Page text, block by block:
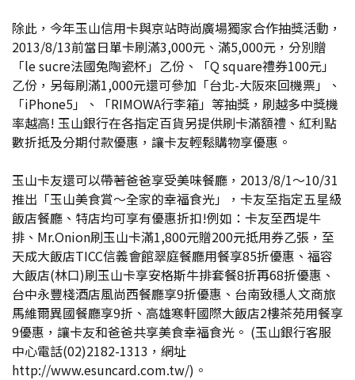
除此，今年玉山信用卡與京站時尚廣場獨家合作抽獎活動，
2013/8/13前當日單卡刷滿3,000元、滿5,000元，分別贈
「le sucre法國兔陶瓷杯」乙份、「Q square禮券100元」
乙份，另每刷滿1,000元還可參加「台北-大阪來回機票」、
「iPhone5」、「RIMOWA行李箱」等抽獎，刷越多中獎機
率越高! 玉山銀行在各指定百貨另提供刷卡滿額禮、紅利點
數折抵及分期付款優惠，讓卡友輕鬆購物享優惠。
玉山卡友還可以帶著爸爸享受美味餐廳，2013/8/1～10/31
推出「玉山美食賞～全家的幸福食光」，卡友至指定五星級
飯店餐廳、特店均可享有優惠折扣!例如：卡友至西堤牛
排、Mr.Onion刷玉山卡滿1,800元贈200元抵用券乙張，至
天成大飯店TICC信義會館翠庭餐廳用餐享85折優惠、福容
大飯店(林口)刷玉山卡享安格斯牛排套餐8折再68折優惠、
台中永豐棧酒店風尚西餐廳享9折優惠、台南致穩人文商旅
馬維爾異國餐廳享9折、高雄寒軒國際大飯店2樓茶苑用餐享
9優惠，讓卡友和爸爸共享美食幸福食光。 (玉山銀行客服
中心電話(02)2182-1313，網址
http://www.esuncard.com.tw/)。